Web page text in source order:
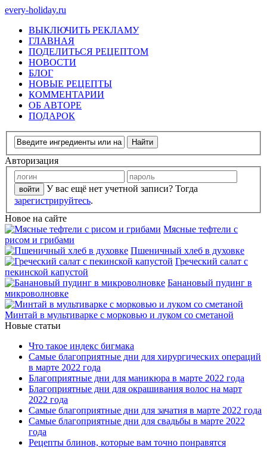
every-holiday.ru
ВЫКЛЮЧИТЬ РЕКЛАМУ
ГЛАВНАЯ
ПОДЕЛИТЬСЯ РЕЦЕПТОМ
НОВОСТИ
БЛОГ
НОВЫЕ РЕЦЕПТЫ
КОММЕНТАРИИ
ОБ АВТОРЕ
ПОДАРОК
Авторизация
У вас ещё нет учетной записи? Тогда
зарегистрируйтесь.
Новое на сайте
Мясные тефтели с
рисом и грибами
Пшеничный хлеб в духовке
Греческий салат с
пекинской капустой
Банановый пудинг в
микроволновке
Минтай в мультиварке с морковью и луком со сметаной
Новые статьи
Что такое индекс бигмака
Самые благоприятные дни для хирургических операций
в марте 2022 года
Благоприятные дни для маникюра в марте 2022 года
Благоприятные дни для окрашивания волос на март
2022 года
Самые благоприятные дни для зачатия в марте 2022 года
Самые благоприятные дни для свадьбы в марте 2022
года
Рецепты блинов, которые вам точно понравятся